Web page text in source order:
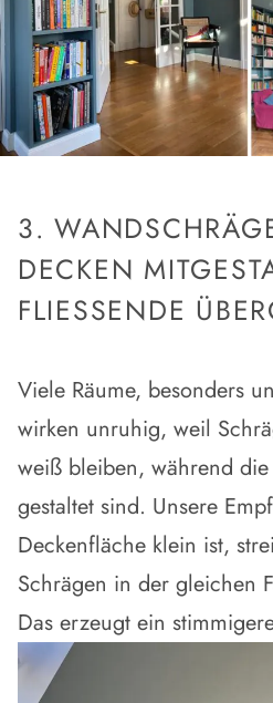
3.
DECKEN
FLIESSENDE
Viele Räume, besonders
wirken unruhig, weil
weiß bleiben, während
gestaltet sind. Unsere
Deckenfläche klein ist,
Schrägen in der gleichen
Das erzeugt ein